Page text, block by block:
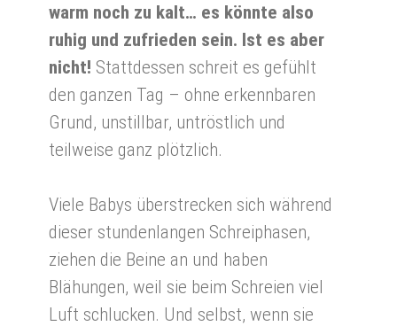
warm noch zu kalt… es könnte also
ruhig und zufrieden sein. Ist es aber
nicht! Stattdessen schreit es gefühlt
den ganzen Tag – ohne erkennbaren
Grund, unstillbar, untröstlich und
teilweise ganz plötzlich.
Viele Babys überstrecken sich während
dieser stundenlangen Schreiphasen,
ziehen die Beine an und haben
Blähungen, weil sie beim Schreien viel
Luft schlucken. Und selbst, wenn sie